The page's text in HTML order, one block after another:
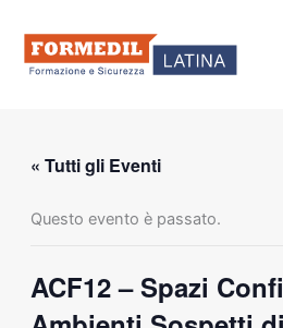
contenuto
« Tutti gli Eventi
Questo evento è passato.
ACF12 – Spazi